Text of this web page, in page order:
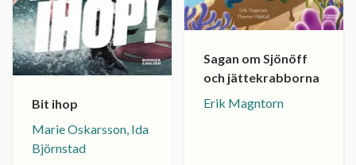
Bit ihop
Marie Oskarsson, Ida
Björnstad
Sagan om Sjönöff
och jättekrabborna
Erik Magntorn